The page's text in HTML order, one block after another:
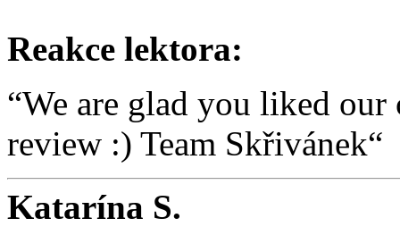
Reakce lektora:
“We are glad you liked
review :) Team Skřivánek“
Katarína S.